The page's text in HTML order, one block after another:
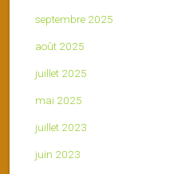
septembre 2025
août 2025
juillet 2025
mai 2025
juillet 2023
juin 2023